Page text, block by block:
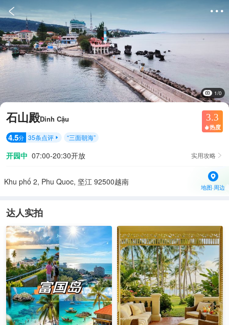
 
1/0
石山殿Dinh Cậu 3.3
 热度
4.5分 35条点评  “三面朝海”
开园中 07:00-20:30开放 实用攻略 
Khu phố 2, Phu Quoc, 坚江 92500越南
地图·周边
达人实拍